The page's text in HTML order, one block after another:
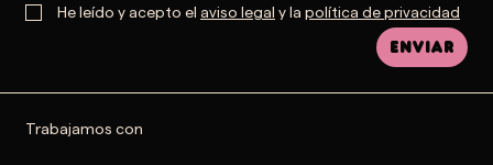
He leído y acepto el aviso legal y la política de privacidad
Enviar
Trabajamos con